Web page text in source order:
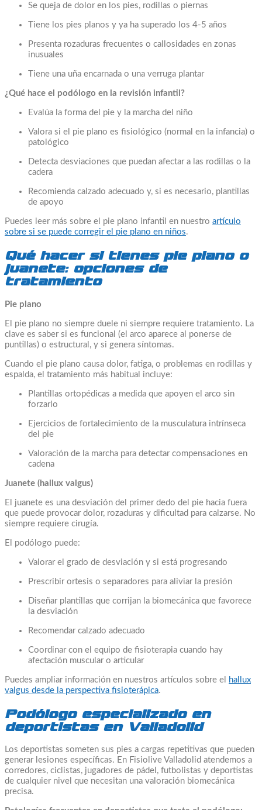
Se queja de dolor en los pies, rodillas o piernas
Tiene los pies planos y ya ha superado los 4-5 años
Presenta rozaduras frecuentes o callosidades en zonas
inusuales
Tiene una uña encarnada o una verruga plantar
¿Qué hace el podólogo en la revisión infantil?
Evalúa la forma del pie y la marcha del niño
Valora si el pie plano es fisiológico (normal en la infancia) o
patológico
Detecta desviaciones que puedan afectar a las rodillas o la
cadera
Recomienda calzado adecuado y, si es necesario, plantillas
de apoyo
Puedes leer más sobre el pie plano infantil en nuestro artículo
sobre si se puede corregir el pie plano en niños.
Qué hacer si tienes pie plano o
juanete: opciones de
tratamiento
Pie plano
El pie plano no siempre duele ni siempre requiere tratamiento. La
clave es saber si es funcional (el arco aparece al ponerse de
puntillas) o estructural, y si genera síntomas.
Cuando el pie plano causa dolor, fatiga, o problemas en rodillas y
espalda, el tratamiento más habitual incluye:
Plantillas ortopédicas a medida que apoyen el arco sin
forzarlo
Ejercicios de fortalecimiento de la musculatura intrínseca
del pie
Valoración de la marcha para detectar compensaciones en
cadena
Juanete (hallux valgus)
El juanete es una desviación del primer dedo del pie hacia fuera
que puede provocar dolor, rozaduras y dificultad para calzarse. No
siempre requiere cirugía.
El podólogo puede:
Valorar el grado de desviación y si está progresando
Prescribir ortesis o separadores para aliviar la presión
Diseñar plantillas que corrijan la biomecánica que favorece
la desviación
Recomendar calzado adecuado
Coordinar con el equipo de fisioterapia cuando hay
afectación muscular o articular
Puedes ampliar información en nuestros artículos sobre el
hallux
valgus desde la perspectiva fisioterápica.
Podólogo especializado en
deportistas en Valladolid
Los deportistas someten sus pies a cargas repetitivas que pueden
generar lesiones específicas. En Fisiolive Valladolid atendemos a
corredores, ciclistas, jugadores de pádel, futbolistas y deportistas
de cualquier nivel que necesitan una valoración biomecánica
precisa.